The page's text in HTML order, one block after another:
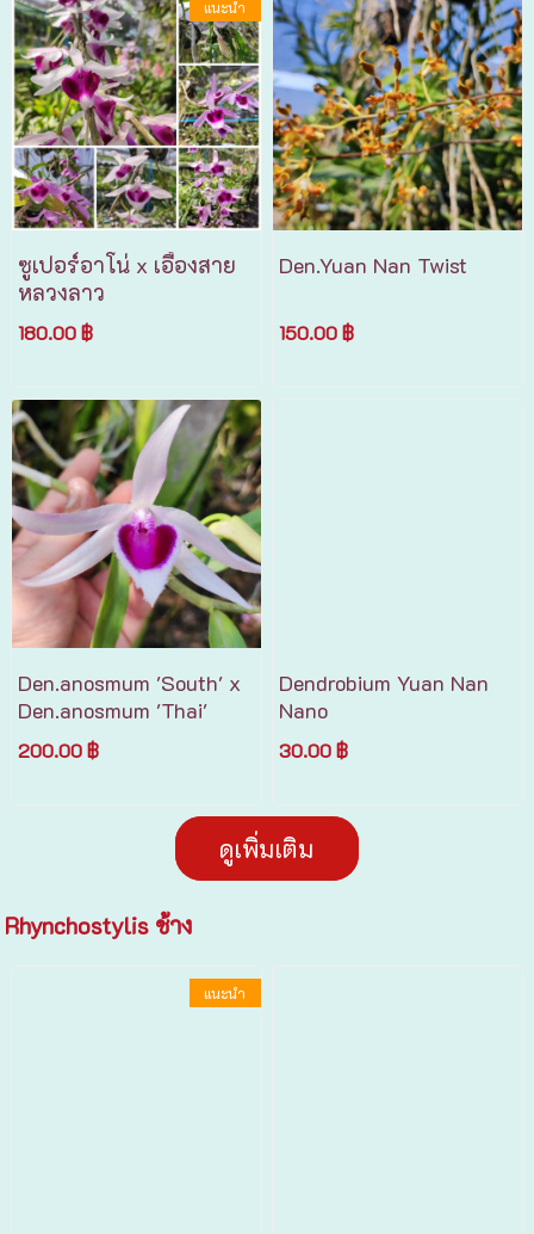
แนะนำ
ซูเปอร์อาโน่ x เอื้องสาย
หลวงลาว
180.00 ฿
Den.Yuan Nan Twist
150.00 ฿
Den.anosmum 'South' x
Den.anosmum 'Thai'
200.00 ฿
Dendrobium Yuan Nan
Nano
30.00 ฿
ดูเพิ่มเติม
Rhynchostylis ช้าง
แนะนำ